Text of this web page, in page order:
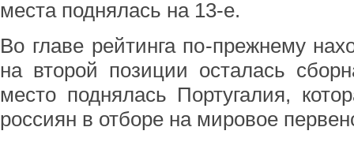
места поднялась на 13-е.
Во главе рейтинга по-прежнему
на второй позиции осталась
место поднялась Португалия,
россиян в отборе на мировое